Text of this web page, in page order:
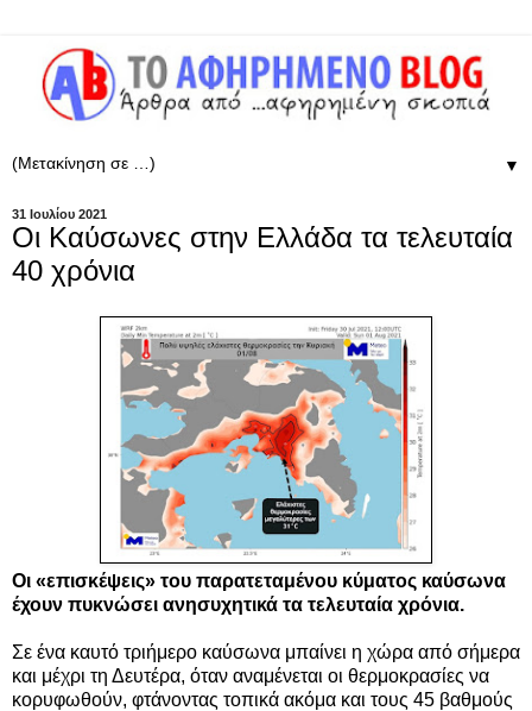
▼
31 Ιουλίου 2021
Οι Καύσωνες στην Ελλάδα τα τελευταία
40 χρόνια
Οι «επισκέψεις» του παρατεταμένου κύματος καύσωνα
έχουν πυκνώσει ανησυχητικά τα τελευταία χρόνια.
Σε ένα καυτό τριήμερο καύσωνα μπαίνει η χώρα από σήμερα
και μέχρι τη Δευτέρα, όταν αναμένεται οι θερμοκρασίες να
κορυφωθούν, φτάνοντας τοπικά ακόμα και τους 45 βαθμούς